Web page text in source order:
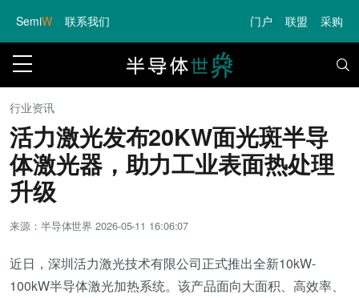
SemiW 联系我们 门户 联盟 采购
行业资讯
活力激光发布20KW面光斑半导
体激光器，助力工业表面热处理
升级
来源：半导体世界2026-05-11 16:06:07
近日，深圳活力激光技术有限公司正式推出全新10kW-
100kW半导体激光加热系统。该产品面向大面积、高效率、